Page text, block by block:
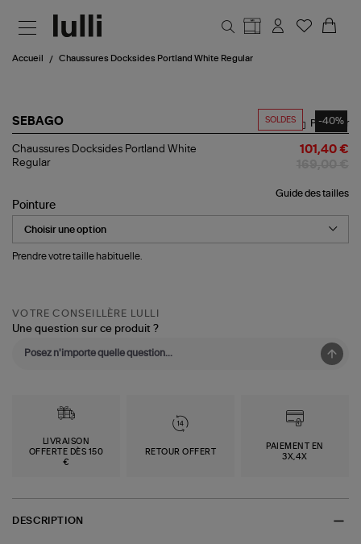
Accueil Chaussures Docksides Portland White Regular
SOLDES -40%
SEBAGO
Chaussures
Docksides
Portland
Regular
Partager
Chaussures Docksides Portland White
Regular
101,40 €
Guide des tailles
Pointure
Prendre votre taille habituelle.
VOTRE CONSEILLÈRE LULLI
Une question sur ce produit ?
LIVRAISON
OFFERTE DÈS 150
€
RETOUR OFFERT
PAIEMENT EN
3X,4X
DESCRIPTION